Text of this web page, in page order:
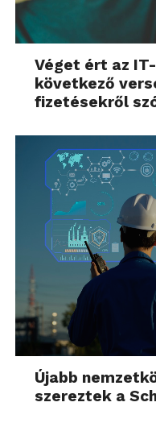
teljesítményében,
eloszlik. Ez a kicsi
fényképezőgéppel.
papucsra kell
megoldással lehet
legnagyobb optika
vaku kinyitható és
centimétert. Ha nem
akkor a Samsung
környékén, a
környékén
A használati
hogy
fotóaparáttal.
Véget ért az
következő
fizetésekről
Újabb
szereztek a